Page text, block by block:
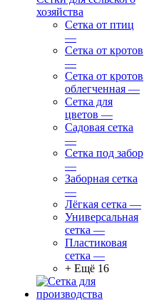
хозяйства
Сетка от птиц
—
Сетка от кротов
—
Сетка от кротов
облегченная —
Сетка для
цветов —
Садовая сетка
—
Сетка под забор
—
Заборная сетка
—
Лёгкая сетка —
Универсальная
сетка —
Пластиковая
сетка —
+ Ещё 16